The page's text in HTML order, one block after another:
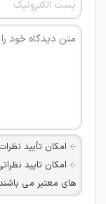
امکان تأیید
امکان تایید
های معتبر می